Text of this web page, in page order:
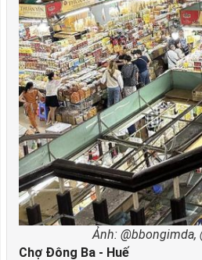
Ảnh: @bbongimda,
Chợ Đông Ba - Huế